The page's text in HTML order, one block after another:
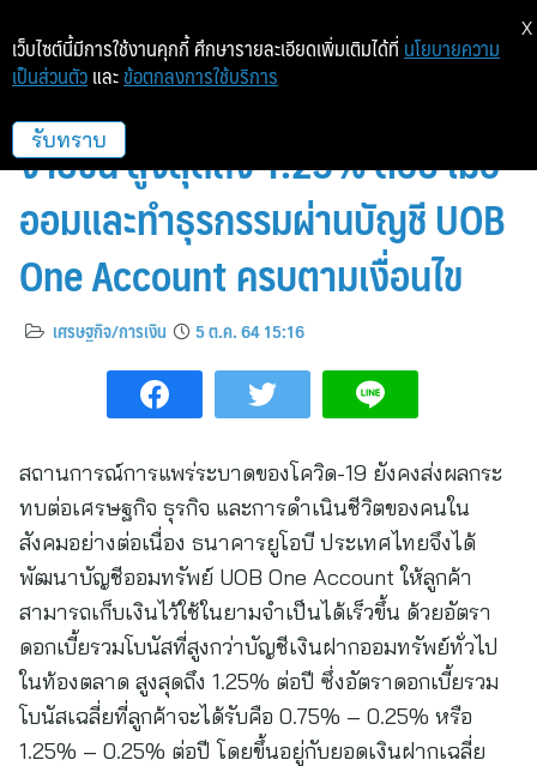
ยูโอบีให้ลูกค้ารับดอกเบี้ยรวมโบนัส
ง่ายขึ้น สูงสุดถึง 1.25% ต่อปี เมื่อ
ออมและทำธุรกรรมผ่านบัญชี UOB
One Account ครบตามเงื่อนไข
เศรษฐกิจ/การเงิน 5 ต.ค. 64 15:16
สถานการณ์การแพร่ระบาดของโควิด-19 ยังคงส่งผลกระ
ทบต่อเศรษฐกิจ ธุรกิจ และการดำเนินชีวิตของคนใน
สังคมอย่างต่อเนื่อง ธนาคารยูโอบี ประเทศไทยจึงได้
พัฒนาบัญชีออมทรัพย์ UOB One Account ให้ลูกค้า
สามารถเก็บเงินไว้ใช้ในยามจำเป็นได้เร็วขึ้น ด้วยอัตรา
ดอกเบี้ยรวมโบนัสที่สูงกว่าบัญชีเงินฝากออมทรัพย์ทั่วไป
ในท้องตลาด สูงสุดถึง 1.25% ต่อปี ซึ่งอัตราดอกเบี้ยรวม
โบนัสเฉลี่ยที่ลูกค้าจะได้รับคือ 0.75% – 0.25% หรือ
1.25% – 0.25% ต่อปี โดยขึ้นอยู่กับยอดเงินฝากเฉลี่ย
เว็บไซต์นี้มีการใช้งานคุกกี้ ศึกษารายละเอียดเพิ่มเติมได้ที่ นโยบายความ
เป็นส่วนตัว และ ข้อตกลงการใช้บริการ
รับทราบ
X